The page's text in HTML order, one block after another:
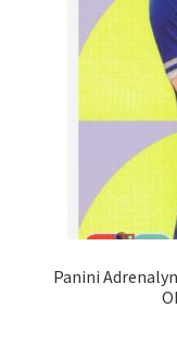
Panini